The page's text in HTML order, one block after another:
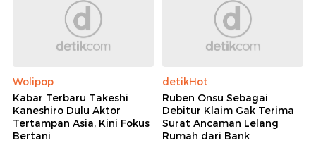
Wolipop
Kabar Terbaru Takeshi
Kaneshiro Dulu Aktor
Tertampan Asia, Kini Fokus
Bertani
detikHot
Ruben Onsu Sebagai
Debitur Klaim Gak Terima
Surat Ancaman Lelang
Rumah dari Bank